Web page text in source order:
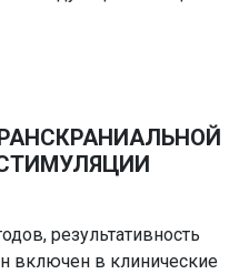
результативность
включен в клинические